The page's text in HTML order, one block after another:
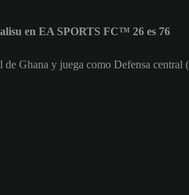
en EA SPORTS FC™ 26 es 76
Ghana y juega como Defensa